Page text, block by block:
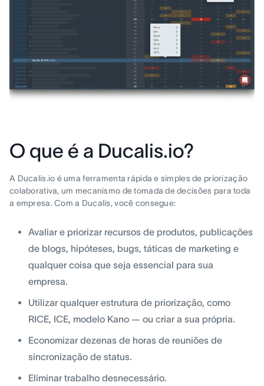
O que é a Ducalis.io?
A Ducalis.io é uma ferramenta rápida e simples de priorização
colaborativa, um mecanismo de tomada de decisões para toda
a empresa. Com a Ducalis, você consegue:
Avaliar e priorizar recursos de produtos, publicações
de blogs, hipóteses, bugs, táticas de marketing e
qualquer coisa que seja essencial para sua
empresa.
Utilizar qualquer estrutura de priorização, como
RICE, ICE, modelo Kano — ou criar a sua própria.
Economizar dezenas de horas de reuniões de
sincronização de status.
Eliminar trabalho desnecessário.